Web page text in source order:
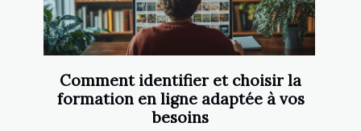
Comment identifier et choisir la
formation en ligne adaptée à vos
besoins